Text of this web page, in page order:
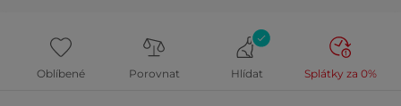
Oblíbené Porovnat Hlídat Splátky za 0%